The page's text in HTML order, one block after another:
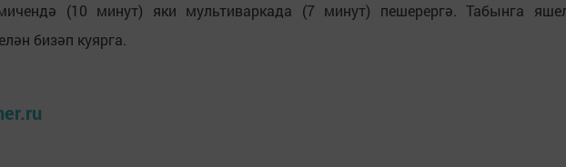
(10 минут) яки мультиваркада (7 минут) пешерергә. Табынга
бизәп куярга.